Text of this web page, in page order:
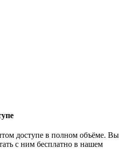
доступе в полном объёме. Вы
с ним бесплатно в нашем